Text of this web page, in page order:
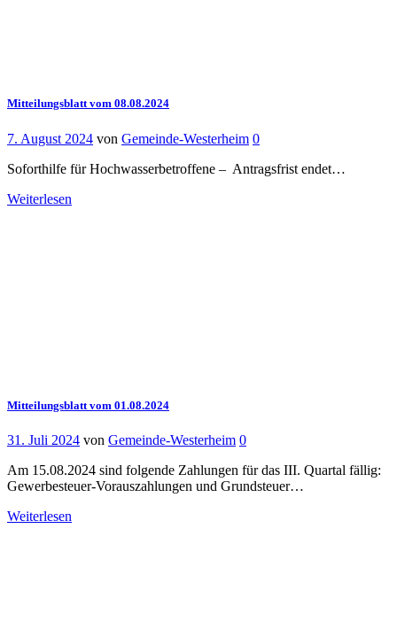
Mitteilungsblatt vom 08.08.2024
7. August 2024 von Gemeinde-Westerheim 0
Soforthilfe für Hochwasserbetroffene – Antragsfrist endet…
Weiterlesen
Mitteilungsblatt vom 01.08.2024
31. Juli 2024 von Gemeinde-Westerheim 0
Am 15.08.2024 sind folgende Zahlungen für das III. Quartal fällig:
Gewerbesteuer-Vorauszahlungen und Grundsteuer…
Weiterlesen